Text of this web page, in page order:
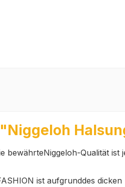
bewährteNiggeloh-Qualität
ist aufgrunddes